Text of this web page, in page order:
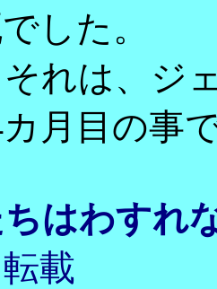
した。
れは、ジ
月目の事
ちはわすれ
載